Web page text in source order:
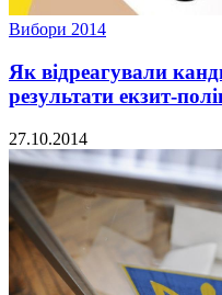
Вибори 2014
Як відреагували
результати екзит-
27.10.2014